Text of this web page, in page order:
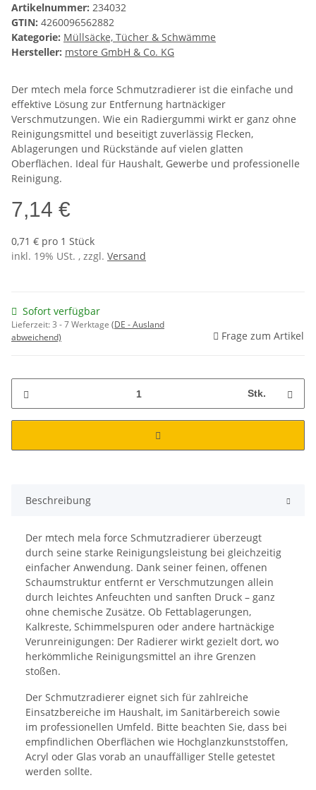
Artikelnummer: 234032
GTIN: 4260096562882
Kategorie: Müllsäcke, Tücher & Schwämme
Hersteller: mstore GmbH & Co. KG
Der mtech mela force Schmutzradierer ist die einfache und
effektive Lösung zur Entfernung hartnäckiger
Verschmutzungen. Wie ein Radiergummi wirkt er ganz ohne
Reinigungsmittel und beseitigt zuverlässig Flecken,
Ablagerungen und Rückstände auf vielen glatten
Oberflächen. Ideal für Haushalt, Gewerbe und professionelle
Reinigung.
7,14 €
0,71 € pro 1 Stück
inkl. 19% USt. , zzgl. Versand
Sofort verfügbar
Lieferzeit:3 - 7 Werktage (DE - Ausland
abweichend)
Frage zum Artikel
Stk.
Beschreibung
Der mtech mela force Schmutzradierer überzeugt
durch seine starke Reinigungsleistung bei gleichzeitig
einfacher Anwendung. Dank seiner feinen, offenen
Schaumstruktur entfernt er Verschmutzungen allein
durch leichtes Anfeuchten und sanften Druck – ganz
ohne chemische Zusätze. Ob Fettablagerungen,
Kalkreste, Schimmelspuren oder andere hartnäckige
Verunreinigungen: Der Radierer wirkt gezielt dort, wo
herkömmliche Reinigungsmittel an ihre Grenzen
stoßen.
Der Schmutzradierer eignet sich für zahlreiche
Einsatzbereiche im Haushalt, im Sanitärbereich sowie
im professionellen Umfeld. Bitte beachten Sie, dass bei
empfindlichen Oberflächen wie Hochglanzkunststoffen,
Acryl oder Glas vorab an unauffälliger Stelle getestet
werden sollte.